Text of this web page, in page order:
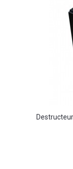
Destructeur